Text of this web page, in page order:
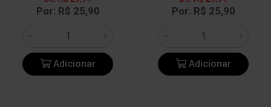
Por: R$ 25,90
Adicionar
Por: R$ 25,90
Adicionar